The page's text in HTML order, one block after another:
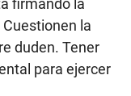
la
duden. Tener
para ejercer